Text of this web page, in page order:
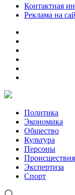
Контактная
Реклама на
Политика
Экономика
Общество
Культура
Персоны
Происшествия
Экспертиза
Спорт